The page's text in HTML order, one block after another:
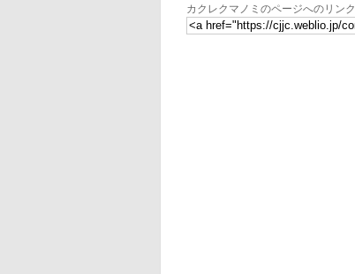
カクレクマノミのページへのリンク